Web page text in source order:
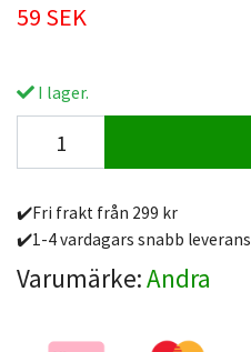
59 SEK
I lager.
✔️Fri frakt från 299 kr
✔️1-4 vardagars snabb leverans
Varumärke:Andra